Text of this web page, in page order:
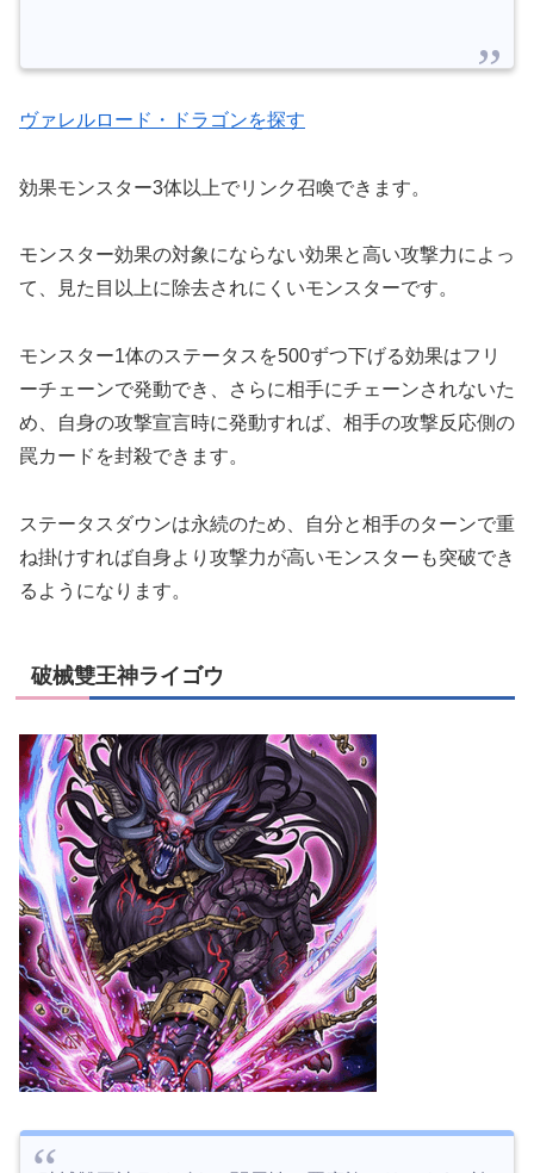
ヴァレルロード・ドラゴンを探す
効果モンスター3体以上でリンク召喚できます。
モンスター効果の対象にならない効果と高い攻撃力によっ
て、見た目以上に除去されにくいモンスターです。
モンスター1体のステータスを500ずつ下げる効果はフリ
ーチェーンで発動でき、さらに相手にチェーンされないた
め、自身の攻撃宣言時に発動すれば、相手の攻撃反応側の
罠カードを封殺できます。
ステータスダウンは永続のため、自分と相手のターンで重
ね掛けすれば自身より攻撃力が高いモンスターも突破でき
るようになります。
破械雙王神ライゴウ